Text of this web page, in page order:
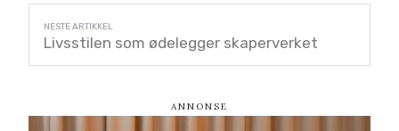
Livsstilen som ødelegger skaperverket